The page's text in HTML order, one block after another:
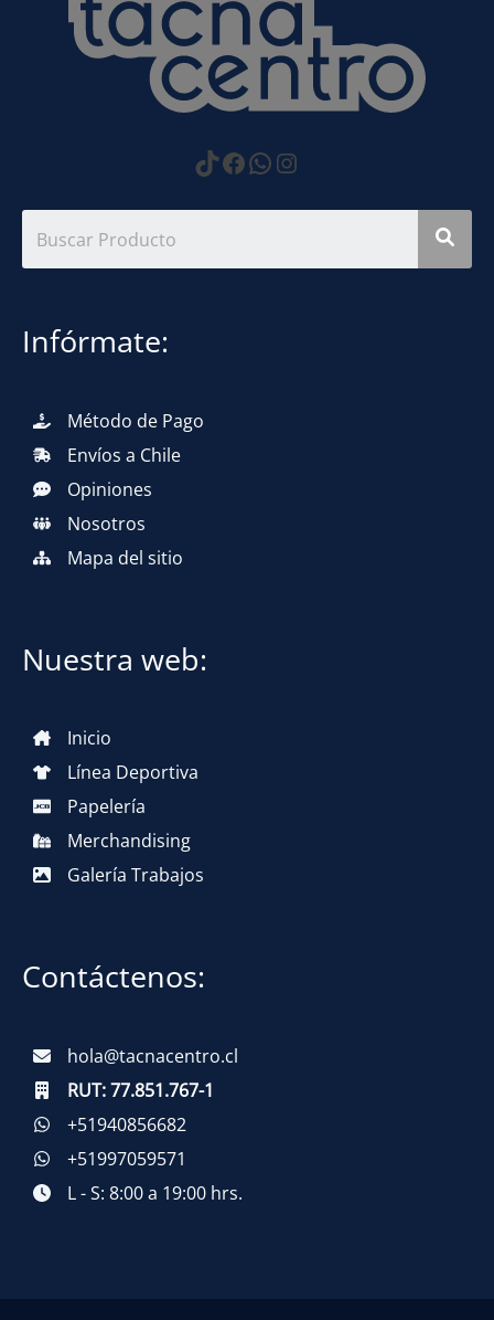
https://
Facebook
WhatsApp
Instagram
Infórmate:
Método de Pago
Envíos a Chile
Opiniones
Nosotros
Mapa del sitio
Nuestra web:
Inicio
Línea Deportiva
Papelería
Merchandising
Galería Trabajos
Contáctenos:
hola@tacnacentro.cl
RUT:77.851.767-1
+51940856682
+51997059571
L - S: 8:00 a 19:00 hrs.